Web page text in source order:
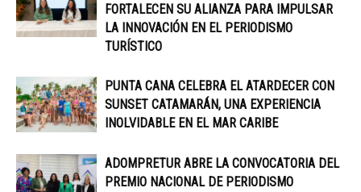
FORTALECEN SU ALIANZA PARA IMPULSAR
LA INNOVACIÓN EN EL PERIODISMO
TURÍSTICO
PUNTA CANA CELEBRA EL ATARDECER CON
SUNSET CATAMARÁN, UNA EXPERIENCIA
INOLVIDABLE EN EL MAR CARIBE
ADOMPRETUR ABRE LA CONVOCATORIA DEL
PREMIO NACIONAL DE PERIODISMO